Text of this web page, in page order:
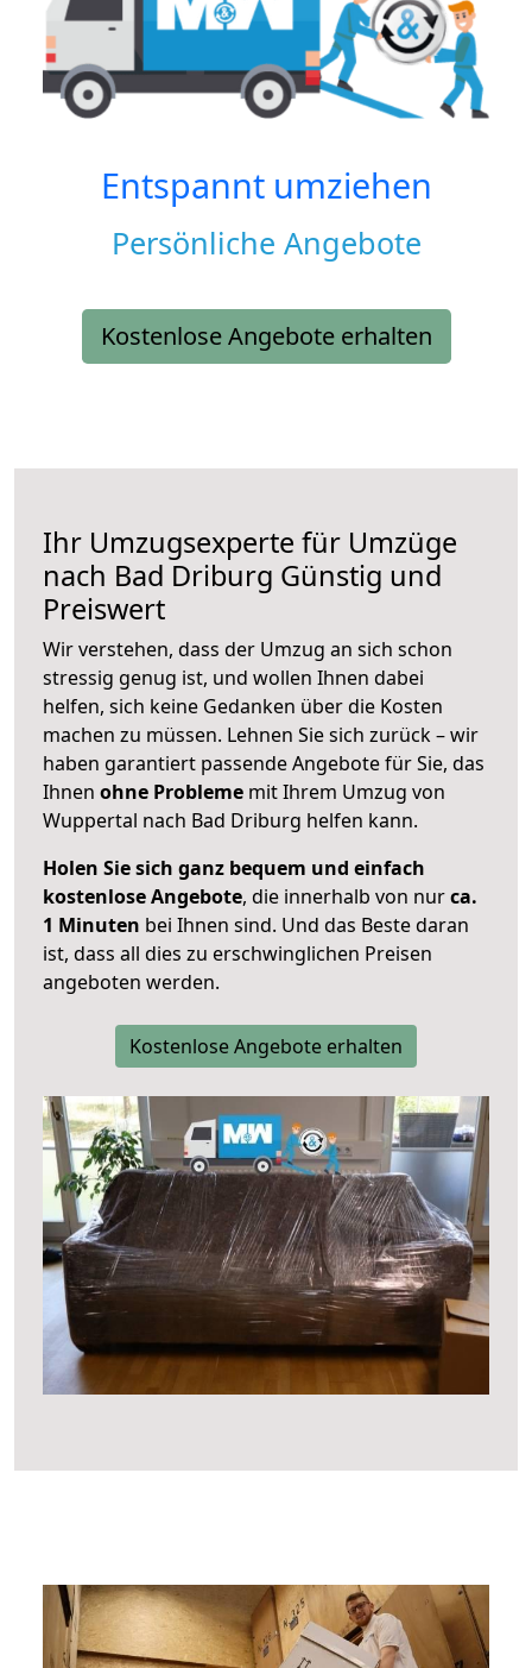
Entspannt umziehen
Persönliche Angebote
Kostenlose Angebote erhalten
Ihr Umzugsexperte für Umzüge
nach Bad Driburg Günstig und
Preiswert
Wir verstehen, dass der Umzug an sich schon
stressig genug ist, und wollen Ihnen dabei
helfen, sich keine Gedanken über die Kosten
machen zu müssen. Lehnen Sie sich zurück – wir
haben garantiert passende Angebote für Sie, das
Ihnen ohne Probleme mit Ihrem Umzug von
Wuppertal nach Bad Driburg helfen kann.
Holen Sie sich ganz bequem und einfach
kostenlose Angebote, die innerhalb von nurca.
1 Minuten bei Ihnen sind. Und das Beste daran
ist, dass all dies zu erschwinglichen Preisen
angeboten werden.
Kostenlose Angebote erhalten